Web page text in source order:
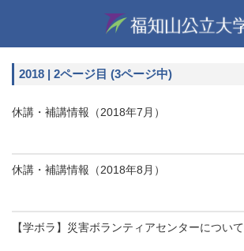
2018 | 2ページ目 (3ページ中)
休講・補講情報（2018年7月）
休講・補講情報（2018年8月）
【学ボラ】災害ボランティアセンターについ​て